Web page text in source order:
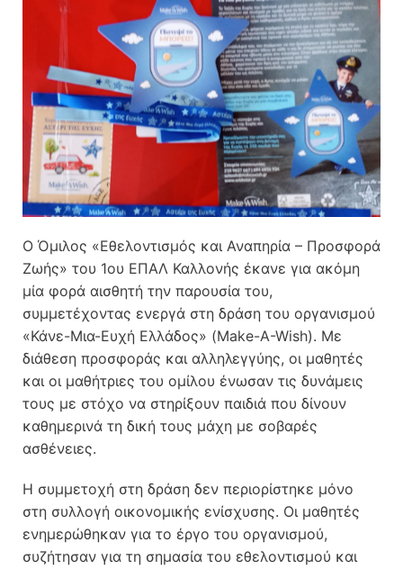
Ο Όμιλος «Εθελοντισμός και Αναπηρία – Προσφορά
Ζωής» του 1ου ΕΠΑΛ Καλλονής έκανε για ακόμη
μία φορά αισθητή την παρουσία του,
συμμετέχοντας ενεργά στη δράση του οργανισμού
«Κάνε-Μια-Ευχή Ελλάδος» (Make-A-Wish). Με
διάθεση προσφοράς και αλληλεγγύης, οι μαθητές
και οι μαθήτριες του ομίλου ένωσαν τις δυνάμεις
τους με στόχο να στηρίξουν παιδιά που δίνουν
καθημερινά τη δική τους μάχη με σοβαρές
ασθένειες.
Η συμμετοχή στη δράση δεν περιορίστηκε μόνο
στη συλλογή οικονομικής ενίσχυσης. Οι μαθητές
ενημερώθηκαν για το έργο του οργανισμού,
συζήτησαν για τη σημασία του εθελοντισμού και